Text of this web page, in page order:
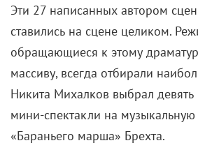
Эти 27 написанных автором
ставились на сцене целиком.
обращающиеся к этому
массиву, всегда отбирали
Никита Михалков выбрал девять
мини-спектакли на музыкальную
«Бараньего марша» Брехта.